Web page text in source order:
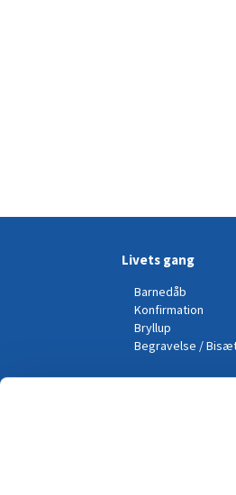
Livets gang
Barnedåb
Konfirmation
Bryllup
Begravelse /